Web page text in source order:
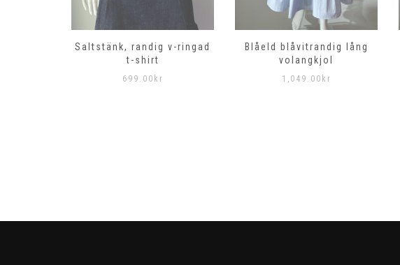
Saltstänk, randig v-ringad
t-shirt
699.00 kr
Blåeld blåvitrandig lång
volangkjol
1,049.00 kr